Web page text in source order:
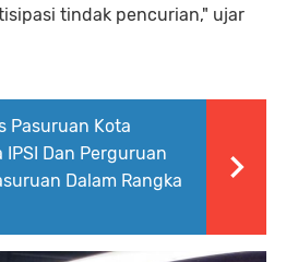
tindak pencurian," ujar
Pasuruan Kota
Dan Perguruan
Dalam Rangka